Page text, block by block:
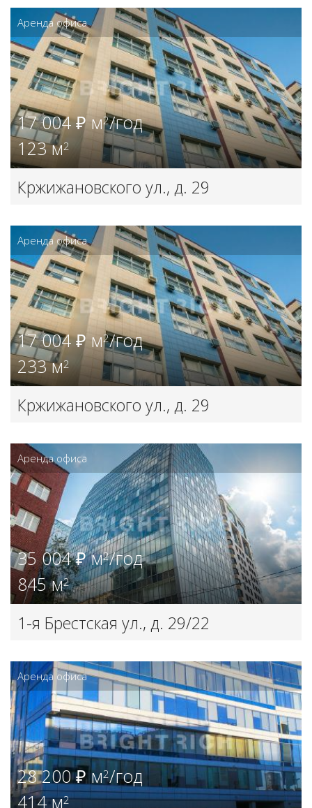
Аренда офиса
17 004 ₽ м2/год
123 м2
Кржижановского ул., д. 29
Аренда офиса
17 004 ₽ м2/год
233 м2
Кржижановского ул., д. 29
Аренда офиса
35 004 ₽ м2/год
845 м2
1-я Брестская ул., д. 29/22
Аренда офиса
28 200 ₽ м2/год
414 м2